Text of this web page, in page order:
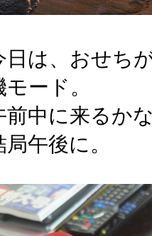
日は、おせち
モード。
前中に来るか
局午後に。